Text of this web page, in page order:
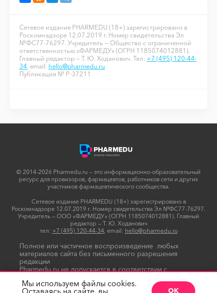
Сетевое издание PHARMEDU (18+) зарегистрировано в
Роскомнадзоре 12.07.2019 г. Номер свидетельства Эл
№ФС77-76297. Учредитель — Общество с ограниченной
ответственностью «ФАРМЕДУ» (ОГРН 1185074012881).
Главный редактор — Т. Ю. Ходанович. Тел: +7 (495) 120-44-
34 , email: hello@pharmedu.ru
Публикация № P-37211
© 2014-2026 Pharmedu.ru — это информационно-образовательный
ресурс для провизоров, фармацевтов, работников сети и других
участников фармацевтического сообщества.
Сетевое издание PHARMEDU (18+) зарегистрировано в
Роскомнадзоре 12.07.2019 г. Номер свидетельства Эл №ФС77-76297.
Учредитель — ООО «ФАРМЕДУ» (ОГРН 1185074012881). Главный
редактор — Т. Ю. Ходанович
тел: +7 (495) 120-44-34, email: hello@pharmedu.ru
Полное или частичное воспроизведение любых
материалов сайта без письменного разрешения
редакции
Pharmedu.ru не допускается в соответствии с
Мы используем файлы cookies.
Оставаясь на сайте, вы
ОК